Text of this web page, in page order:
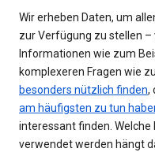
Wir erheben Daten, um
zur Verfügung zu stellen
Informationen wie zum
komplexeren Fragen wie
besonders nützlich finden,
am häufigsten zu tun
interessant finden. Welche
verwendet werden hängt